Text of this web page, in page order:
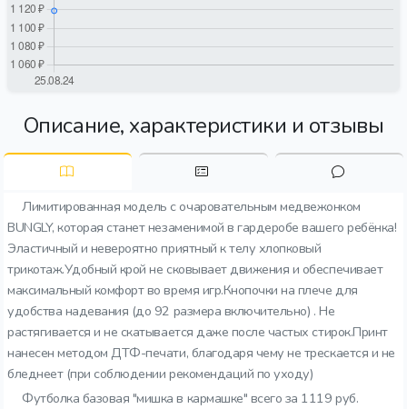
Описание, характеристики и отзывы
Лимитированная модель с очаровательным медвежонком
BUNGLY, которая станет незаменимой в гардеробе вашего ребёнка!
Эластичный и невероятно приятный к телу хлопковый
трикотаж.Удобный крой не сковывает движения и обеспечивает
максимальный комфорт во время игр.Кнопочки на плече для
удобства надевания (до 92 размера включительно) . Не
растягивается и не скатывается даже после частых стирок.Принт
нанесен методом ДТФ-печати, благодаря чему не трескается и не
бледнеет (при соблюдении рекомендаций по уходу)
Футболка базовая "мишка в кармашке" всего за 1119 руб.